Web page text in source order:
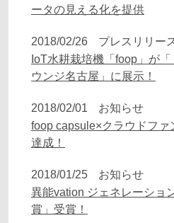
ータの見える化を提供
2018/02/26
プレスリリー
IoT水耕栽培機「foop」が
ウンジ名古屋」に展示！
2018/02/01
お知らせ
foop capsule×クラウドフ
達成！
2018/01/25
お知らせ
異能vation ジェネレーショ
賞」受賞！